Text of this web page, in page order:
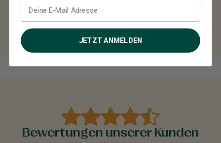
Bewertungen unserer Kunden
JETZT ANMELDEN